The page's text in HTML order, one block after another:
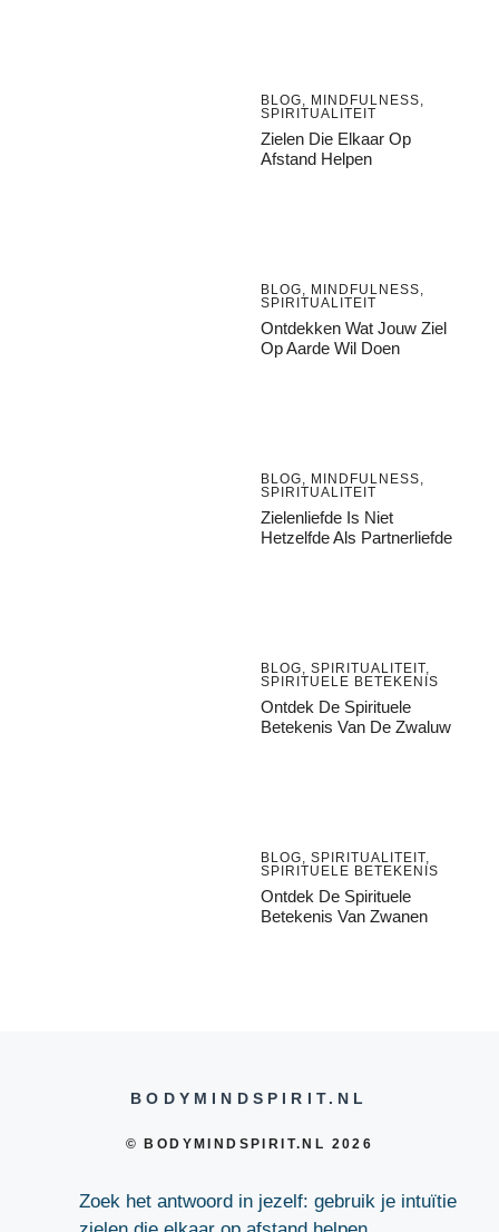
BLOG, MINDFULNESS,
SPIRITUALITEIT
Zielen Die Elkaar Op
Afstand Helpen
BLOG, MINDFULNESS,
SPIRITUALITEIT
Ontdekken Wat Jouw Ziel
Op Aarde Wil Doen
BLOG, MINDFULNESS,
SPIRITUALITEIT
Zielenliefde Is Niet
Hetzelfde Als Partnerliefde
BLOG, SPIRITUALITEIT,
SPIRITUELE BETEKENIS
Ontdek De Spirituele
Betekenis Van De Zwaluw
BLOG, SPIRITUALITEIT,
SPIRITUELE BETEKENIS
Ontdek De Spirituele
Betekenis Van Zwanen
BODYMINDSPIRIT.NL
© BODYMINDSPIRIT.NL 2026
Zoek het antwoord in jezelf: gebruik je intuïtie